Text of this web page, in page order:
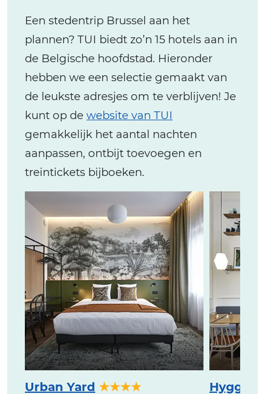
Een stedentrip Brussel aan het
plannen? TUI biedt zo’n 15 hotels aan in
de Belgische hoofdstad. Hieronder
hebben we een selectie gemaakt van
de leukste adresjes om te verblijven! Je
kunt op de website van TUI
gemakkelijk het aantal nachten
aanpassen, ontbijt toevoegen en
treintickets bijboeken.
Urban Yard ★★★★ Hygge